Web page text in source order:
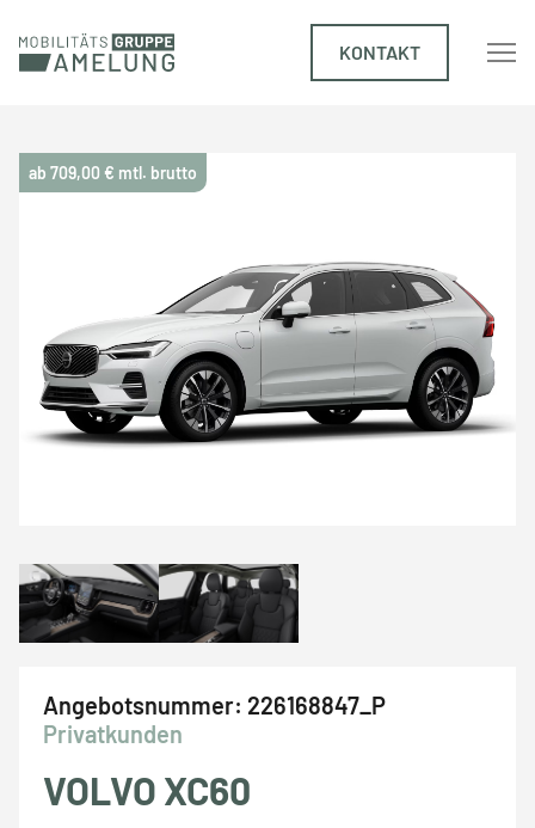
KONTAKT
ab 709,00 € mtl. brutto
Angebotsnummer: 226168847_P
Privatkunden
VOLVO XC60